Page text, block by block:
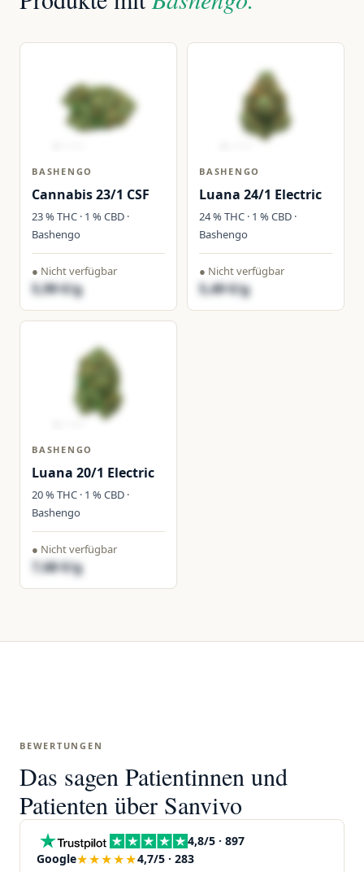
BASHENGO
Cannabis 23/1 CSF
23 % THC · 1 % CBD ·
Bashengo
● Nicht verfügbar
5,99 €/g
BASHENGO
Luana 24/1 Electric
24 % THC · 1 % CBD ·
Bashengo
● Nicht verfügbar
5,49 €/g
BASHENGO
Luana 20/1 Electric
20 % THC · 1 % CBD ·
Bashengo
● Nicht verfügbar
7,68 €/g
BEWERTUNGEN
Das sagen Patientinnen und
Patienten über Sanvivo
4,8/5 · 897
Google★★★★★4,7/5 · 283